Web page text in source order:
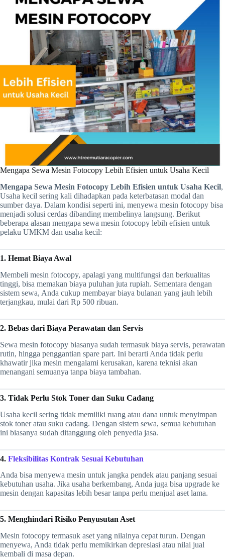
Mengapa Sewa Mesin Fotocopy Lebih Efisien untuk Usaha Kecil
Mengapa Sewa Mesin Fotocopy Lebih Efisien untuk Usaha Kecil,
Usaha kecil sering kali dihadapkan pada keterbatasan modal dan
sumber daya. Dalam kondisi seperti ini, menyewa mesin fotocopy bisa
menjadi solusi cerdas dibanding membelinya langsung. Berikut
beberapa alasan mengapa sewa mesin fotocopy lebih efisien untuk
pelaku UMKM dan usaha kecil:
1. Hemat Biaya Awal
Membeli mesin fotocopy, apalagi yang multifungsi dan berkualitas
tinggi, bisa memakan biaya puluhan juta rupiah. Sementara dengan
sistem sewa, Anda cukup membayar biaya bulanan yang jauh lebih
terjangkau, mulai dari Rp 500 ribuan.
2. Bebas dari Biaya Perawatan dan Servis
Sewa mesin fotocopy biasanya sudah termasuk biaya servis, perawatan
rutin, hingga penggantian spare part. Ini berarti Anda tidak perlu
khawatir jika mesin mengalami kerusakan, karena teknisi akan
menangani semuanya tanpa biaya tambahan.
3. Tidak Perlu Stok Toner dan Suku Cadang
Usaha kecil sering tidak memiliki ruang atau dana untuk menyimpan
stok toner atau suku cadang. Dengan sistem sewa, semua kebutuhan
ini biasanya sudah ditanggung oleh penyedia jasa.
4. Fleksibilitas Kontrak Sesuai Kebutuhan
Anda bisa menyewa mesin untuk jangka pendek atau panjang sesuai
kebutuhan usaha. Jika usaha berkembang, Anda juga bisa upgrade ke
mesin dengan kapasitas lebih besar tanpa perlu menjual aset lama.
5. Menghindari Risiko Penyusutan Aset
Mesin fotocopy termasuk aset yang nilainya cepat turun. Dengan
menyewa, Anda tidak perlu memikirkan depresiasi atau nilai jual
kembali di masa depan.